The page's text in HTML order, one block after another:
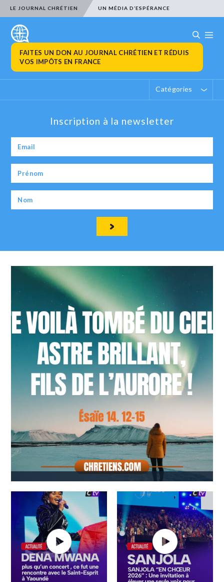
LE JOURNAL CHRÉTIEN UN MÉDIA D’ESPÉRANCE
FAITES UN DON AU JOURNAL CHRÉTIEN ET RÉDUIS
VOS IMPÔTS EN FRANCE
Catégories
Inscription à la newsletter